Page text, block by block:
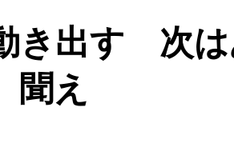
き出す
え
駒